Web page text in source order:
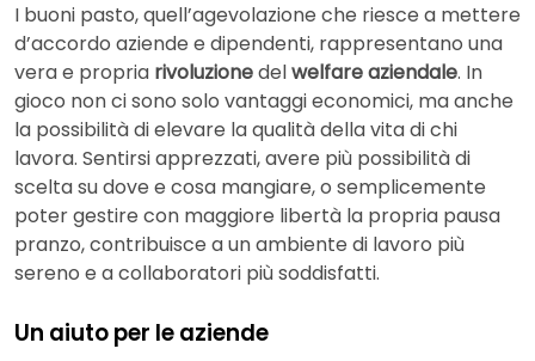
I buoni pasto, quell’agevolazione che riesce a mettere
d’accordo aziende e dipendenti, rappresentano una
vera e propria rivoluzionedelwelfare aziendale. In
gioco non ci sono solo vantaggi economici, ma anche
la possibilità di elevare la qualità della vita di chi
lavora. Sentirsi apprezzati, avere più possibilità di
scelta su dove e cosa mangiare, o semplicemente
poter gestire con maggiore libertà la propria pausa
pranzo, contribuisce a un ambiente di lavoro più
sereno e a collaboratori più soddisfatti.
Un aiuto per le aziende